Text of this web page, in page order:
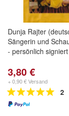
Dunja Rajter
Sängerin und
- persönlich
3,80 €
+ 0,90 € Versand
2